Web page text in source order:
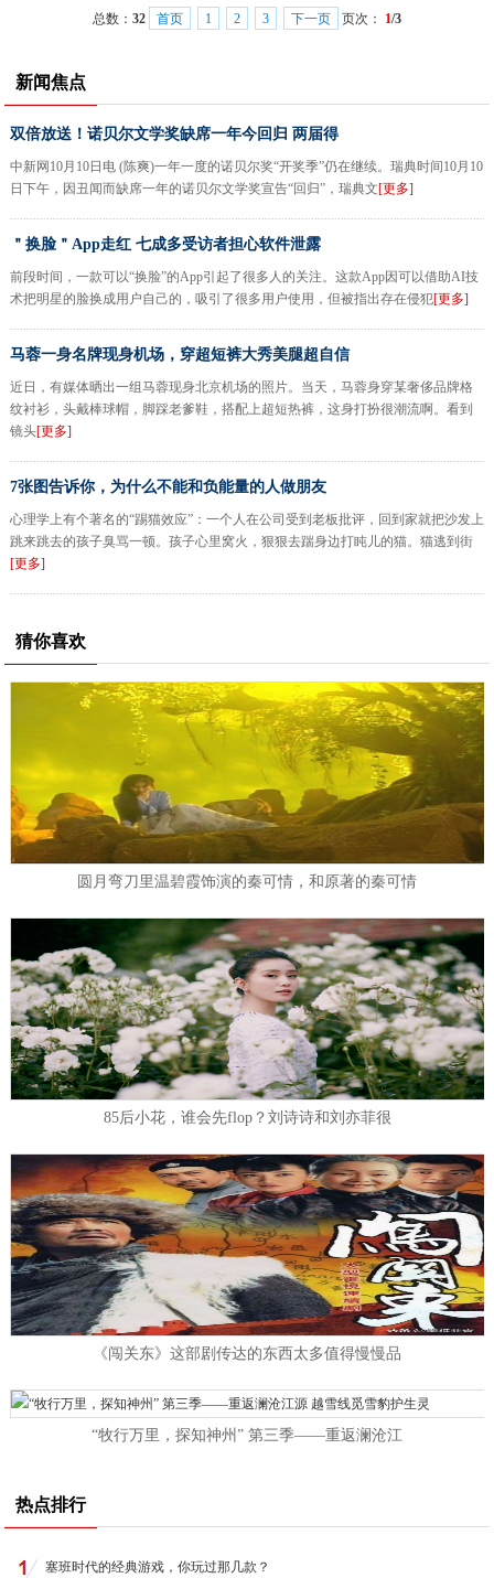
总数： 32 首页 1 2 3 下一页 页次： 1/3
新闻焦点
双倍放送！诺贝尔文学奖缺席一年今回归 两届得
中新网10月10日电 (陈爽)一年一度的诺贝尔奖“开奖季”仍在继续。瑞典时间10月10
日下午，因丑闻而缺席一年的诺贝尔文学奖宣告“回归”，瑞典文[更多]
＂换脸＂App走红 七成多受访者担心软件泄露
前段时间，一款可以“换脸”的App引起了很多人的关注。这款App因可以借助AI技
术把明星的脸换成用户自己的，吸引了很多用户使用，但被指出存在侵犯[更多]
马蓉一身名牌现身机场，穿超短裤大秀美腿超自信
近日，有媒体晒出一组马蓉现身北京机场的照片。当天，马蓉身穿某奢侈品牌格
纹衬衫，头戴棒球帽，脚踩老爹鞋，搭配上超短热裤，这身打扮很潮流啊。看到
镜头[更多]
7张图告诉你，为什么不能和负能量的人做朋友
心理学上有个著名的“踢猫效应”：一个人在公司受到老板批评，回到家就把沙发上
跳来跳去的孩子臭骂一顿。孩子心里窝火，狠狠去踹身边打盹儿的猫。猫逃到街
[更多]
猜你喜欢
圆月弯刀里温碧霞饰演的秦可情，和原著的秦可情
85后小花，谁会先flop？刘诗诗和刘亦菲很
《闯关东》这部剧传达的东西太多值得慢慢品
“牧行万里，探知神州” 第三季——重返澜沧江
热点排行
塞班时代的经典游戏，你玩过那几款？